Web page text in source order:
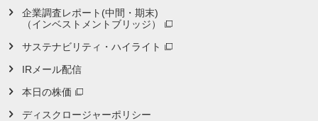
企業調査レポート(中間・期末)
（インベストメントブリッジ）
サステナビリティ・ハイライト
IRメール配信
本日の株価
ディスクロージャーポリシー